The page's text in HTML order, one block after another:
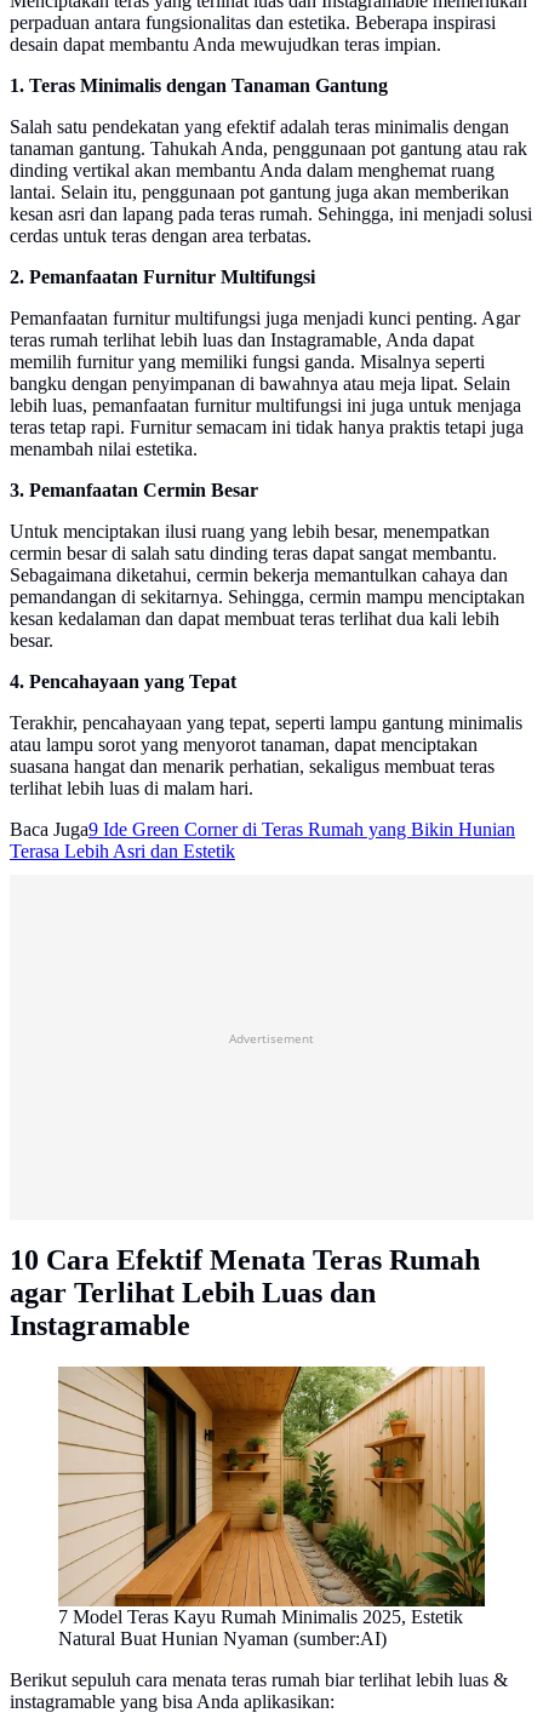
perpaduan antara fungsionalitas dan estetika. Beberapa inspirasi
desain dapat membantu Anda mewujudkan teras impian.
1. Teras Minimalis dengan Tanaman Gantung
Salah satu pendekatan yang efektif adalah teras minimalis dengan
tanaman gantung. Tahukah Anda, penggunaan pot gantung atau rak
dinding vertikal akan membantu Anda dalam menghemat ruang
lantai. Selain itu, penggunaan pot gantung juga akan memberikan
kesan asri dan lapang pada teras rumah. Sehingga, ini menjadi solusi
cerdas untuk teras dengan area terbatas.
2. Pemanfaatan Furnitur Multifungsi
Pemanfaatan furnitur multifungsi juga menjadi kunci penting. Agar
teras rumah terlihat lebih luas dan Instagramable, Anda dapat
memilih furnitur yang memiliki fungsi ganda. Misalnya seperti
bangku dengan penyimpanan di bawahnya atau meja lipat. Selain
lebih luas, pemanfaatan furnitur multifungsi ini juga untuk menjaga
teras tetap rapi. Furnitur semacam ini tidak hanya praktis tetapi juga
menambah nilai estetika.
3. Pemanfaatan Cermin Besar
Untuk menciptakan ilusi ruang yang lebih besar, menempatkan
cermin besar di salah satu dinding teras dapat sangat membantu.
Sebagaimana diketahui, cermin bekerja memantulkan cahaya dan
pemandangan di sekitarnya. Sehingga, cermin mampu menciptakan
kesan kedalaman dan dapat membuat teras terlihat dua kali lebih
besar.
4. Pencahayaan yang Tepat
Terakhir, pencahayaan yang tepat, seperti lampu gantung minimalis
atau lampu sorot yang menyorot tanaman, dapat menciptakan
suasana hangat dan menarik perhatian, sekaligus membuat teras
terlihat lebih luas di malam hari.
Baca Juga9 Ide Green Corner di Teras Rumah yang Bikin Hunian
Terasa Lebih Asri dan Estetik
Advertisement
10 Cara Efektif Menata Teras Rumah
agar Terlihat Lebih Luas dan
Instagramable
7 Model Teras Kayu Rumah Minimalis 2025, Estetik
Natural Buat Hunian Nyaman (sumber:AI)
Berikut sepuluh cara menata teras rumah biar terlihat lebih luas &
instagramable yang bisa Anda aplikasikan: